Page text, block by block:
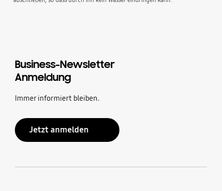
Business-Newsletter
Anmeldung
Immer informiert bleiben.
Jetzt anmelden